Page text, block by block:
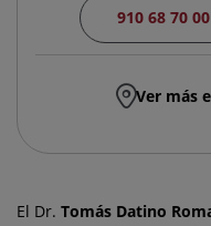
910 68 70 00
Ver más
El Dr. Tomás Datino